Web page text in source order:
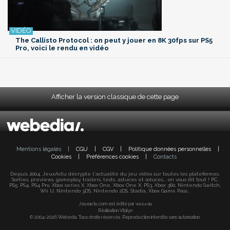
The Callisto Protocol : on peut y jouer en 8K 30fps sur PS5
Pro, voici le rendu en vidéo
Afficher la version classique de cette page
Mentions légales CGU CGV Politique données personnelles
Cookies
Préférences cookies Contacts
Depuis 2004, JeuxActu décrypte l'actualité du jeu vidéo sur toutes les plateformes.
Sorties, previews, gameplay, trailers, tests, astuces et soluces... on vous dit tout ! PC,
PS5, PS4, PS4 Pro, Xbox series X, Xbox One, Xbox One X, PS3, Xbox 360, Nintendo Switch,
Wii U, Nintendo 3DS, Nintendo 2DS, Stadia, Xbox Game Pass...
Jeuxactu.com est édité par Webedia
Réalisation Vitalyn
© 2004-2026 Webedia. Tous droits réservés. Reproduction interdite sans autorisation.